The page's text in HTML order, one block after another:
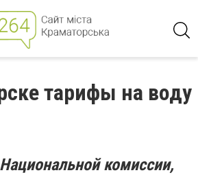
тарифы на воду
комиссии,